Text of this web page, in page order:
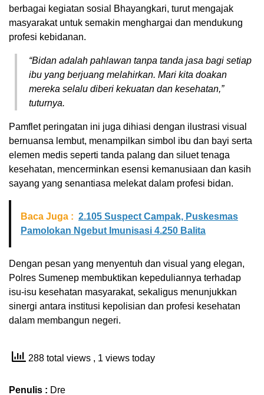
berbagai kegiatan sosial Bhayangkari, turut mengajak
masyarakat untuk semakin menghargai dan mendukung
profesi kebidanan.
“Bidan adalah pahlawan tanpa tanda jasa bagi setiap
ibu yang berjuang melahirkan. Mari kita doakan
mereka selalu diberi kekuatan dan kesehatan,”
tuturnya.
Pamflet peringatan ini juga dihiasi dengan ilustrasi visual
bernuansa lembut, menampilkan simbol ibu dan bayi serta
elemen medis seperti tanda palang dan siluet tenaga
kesehatan, mencerminkan esensi kemanusiaan dan kasih
sayang yang senantiasa melekat dalam profesi bidan.
Baca Juga : 2.105 Suspect Campak, Puskesmas
Pamolokan Ngebut Imunisasi 4.250 Balita
Dengan pesan yang menyentuh dan visual yang elegan,
Polres Sumenep membuktikan kepeduliannya terhadap
isu-isu kesehatan masyarakat, sekaligus menunjukkan
sinergi antara institusi kepolisian dan profesi kesehatan
dalam membangun negeri.
288 total views , 1 views today
Penulis : Dre